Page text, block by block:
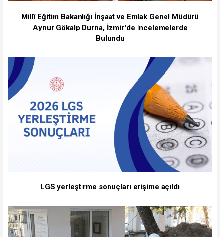
Millî Eğitim Bakanlığı İnşaat ve Emlak Genel Müdürü
Aynur Gökalp Durna, İzmir'de İncelemelerde
Bulundu
LGS yerleştirme sonuçları erişime açıldı